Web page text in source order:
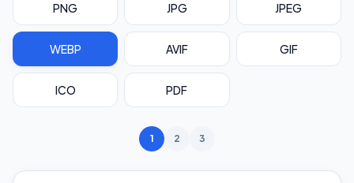
PNG JPG JPEG
WEBP AVIF GIF
ICO PDF
1 2 3